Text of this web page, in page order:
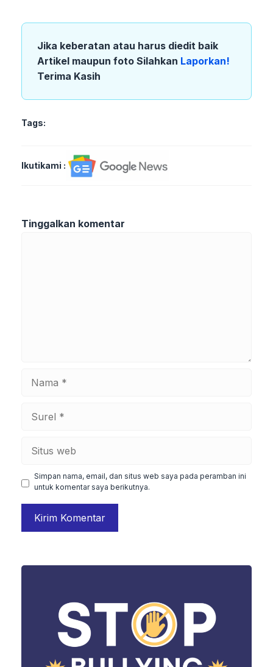
Jika keberatan atau harus diedit baik
Artikel maupun foto Silahkan Laporkan!
Terima Kasih
Tags:
Ikutikami :
Tinggalkan komentar
Simpan nama, email, dan situs web saya pada peramban ini
untuk komentar saya berikutnya.